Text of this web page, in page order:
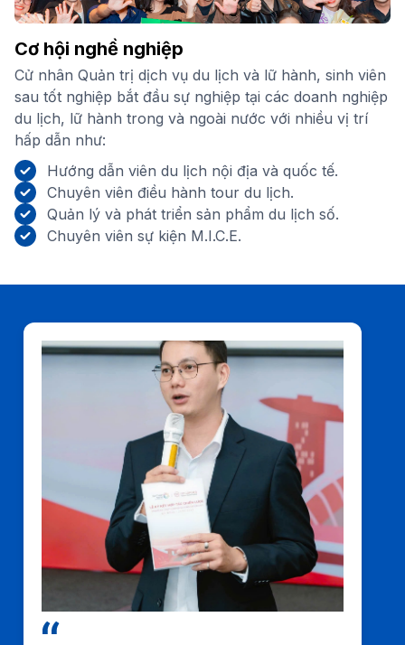
Cơ hội nghề nghiệp
Cử nhân Quản trị dịch vụ du lịch và lữ hành, sinh viên
sau tốt nghiệp bắt đầu sự nghiệp tại các doanh nghiệp
du lịch, lữ hành trong và ngoài nước với nhiều vị trí
hấp dẫn như:
Hướng dẫn viên du lịch nội địa và quốc tế.
Chuyên viên điều hành tour du lịch.
Quản lý và phát triển sản phẩm du lịch số.
Chuyên viên sự kiện M.I.C.E.